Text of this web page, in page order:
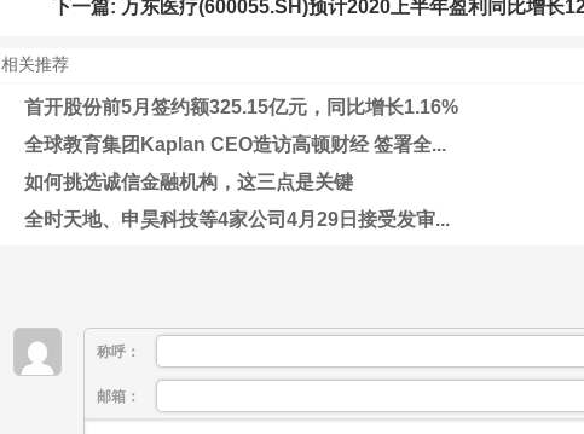
下一篇: 万东医疗(600055.SH)预计2020上半年盈利同比增长
相关推荐
首开股份前5月签约额325.15亿元，同比增长1.16%
全球教育集团Kaplan CEO造访高顿财经 签署全...
如何挑选诚信金融机构，这三点是关键
全时天地、申昊科技等4家公司4月29日接受发审...
称呼：
邮箱：